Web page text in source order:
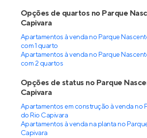
Opções de quartos no Parque
Capivara
Apartamentos à venda no Parque
com 1 quarto
Apartamentos à venda no Parque
com 2 quartos
Opções de status no Parque
Capivara
Apartamentos em construção à venda no
do Rio Capivara
Apartamentos à venda na planta no
Capivara